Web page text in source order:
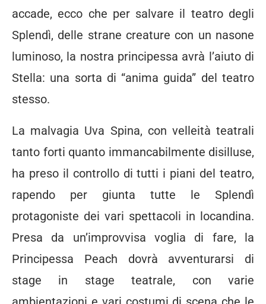
accade, ecco che per salvare il teatro degli
Splendì, delle strane creature con un nasone
luminoso, la nostra principessa avrà l’aiuto di
Stella: una sorta di “anima guida” del teatro
stesso.
La malvagia Uva Spina, con velleità teatrali
tanto forti quanto immancabilmente disilluse,
ha preso il controllo di tutti i piani del teatro,
rapendo per giunta tutte le Splendì
protagoniste dei vari spettacoli in locandina.
Presa da un’improvvisa voglia di fare, la
Principessa Peach dovrà avventurarsi di
stage in stage teatrale, con varie